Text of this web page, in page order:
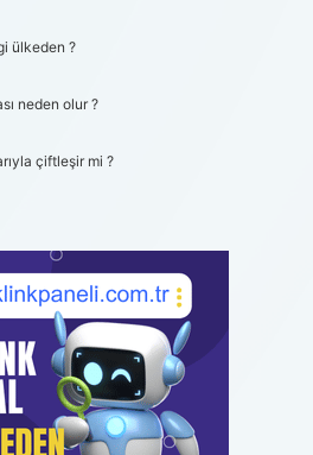
ülkeden ?
neden olur ?
çiftleşir mi ?